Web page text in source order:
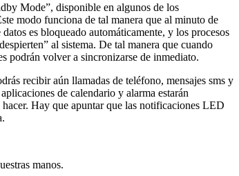
Mode”, disponible en algunos de los
modo funciona de tal manera que al minuto de
es bloqueado automáticamente, y los procesos
al sistema. De tal manera que cuando
podrán volver a sincronizarse de inmediato.
recibir aún llamadas de teléfono, mensajes sms y
de calendario y alarma estarán
Hay que apuntar que las notificaciones LED
manos.